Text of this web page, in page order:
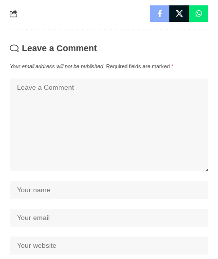
Leave a Comment
Your email address will not be published. Required fields are marked *